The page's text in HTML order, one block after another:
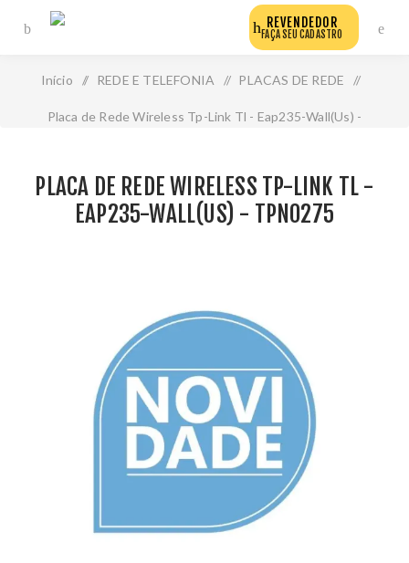
REVENDEDOR
FAÇA SEU CADASTRO
Início / REDE E TELEFONIA / PLACAS DE REDE /
Placa de Rede Wireless Tp-Link Tl - Eap235-Wall(Us) -
PLACA DE REDE WIRELESS TP-LINK TL -
EAP235-WALL(US) - TPN0275